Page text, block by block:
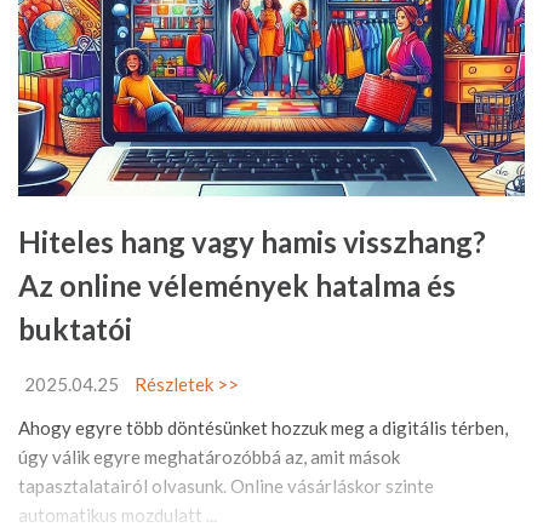
Hiteles hang vagy hamis visszhang?
Az online vélemények hatalma és
buktatói
2025.04.25
Részletek >>
Ahogy egyre több döntésünket hozzuk meg a digitális térben,
úgy válik egyre meghatározóbbá az, amit mások
tapasztalatairól olvasunk. Online vásárláskor szinte
automatikus mozdulatt ...